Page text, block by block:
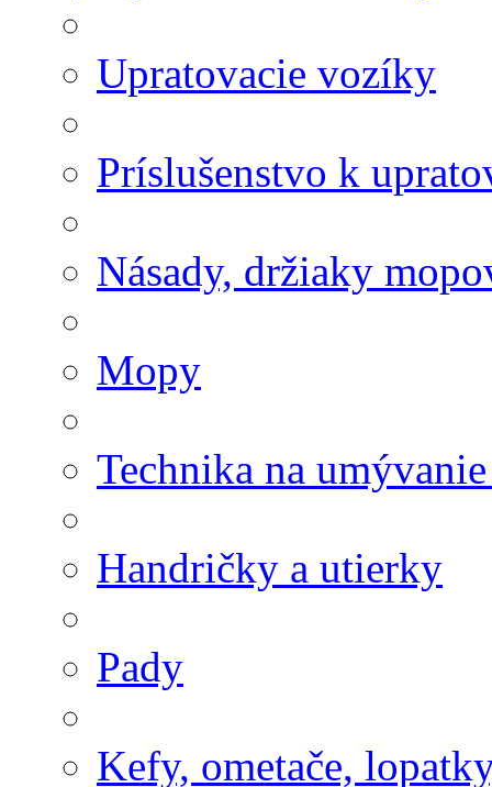
Upratovacie vozíky
Príslušenstvo k
Násady, držiaky
Mopy
Technika na
Handričky a utierky
Pady
Kefy, ometače,